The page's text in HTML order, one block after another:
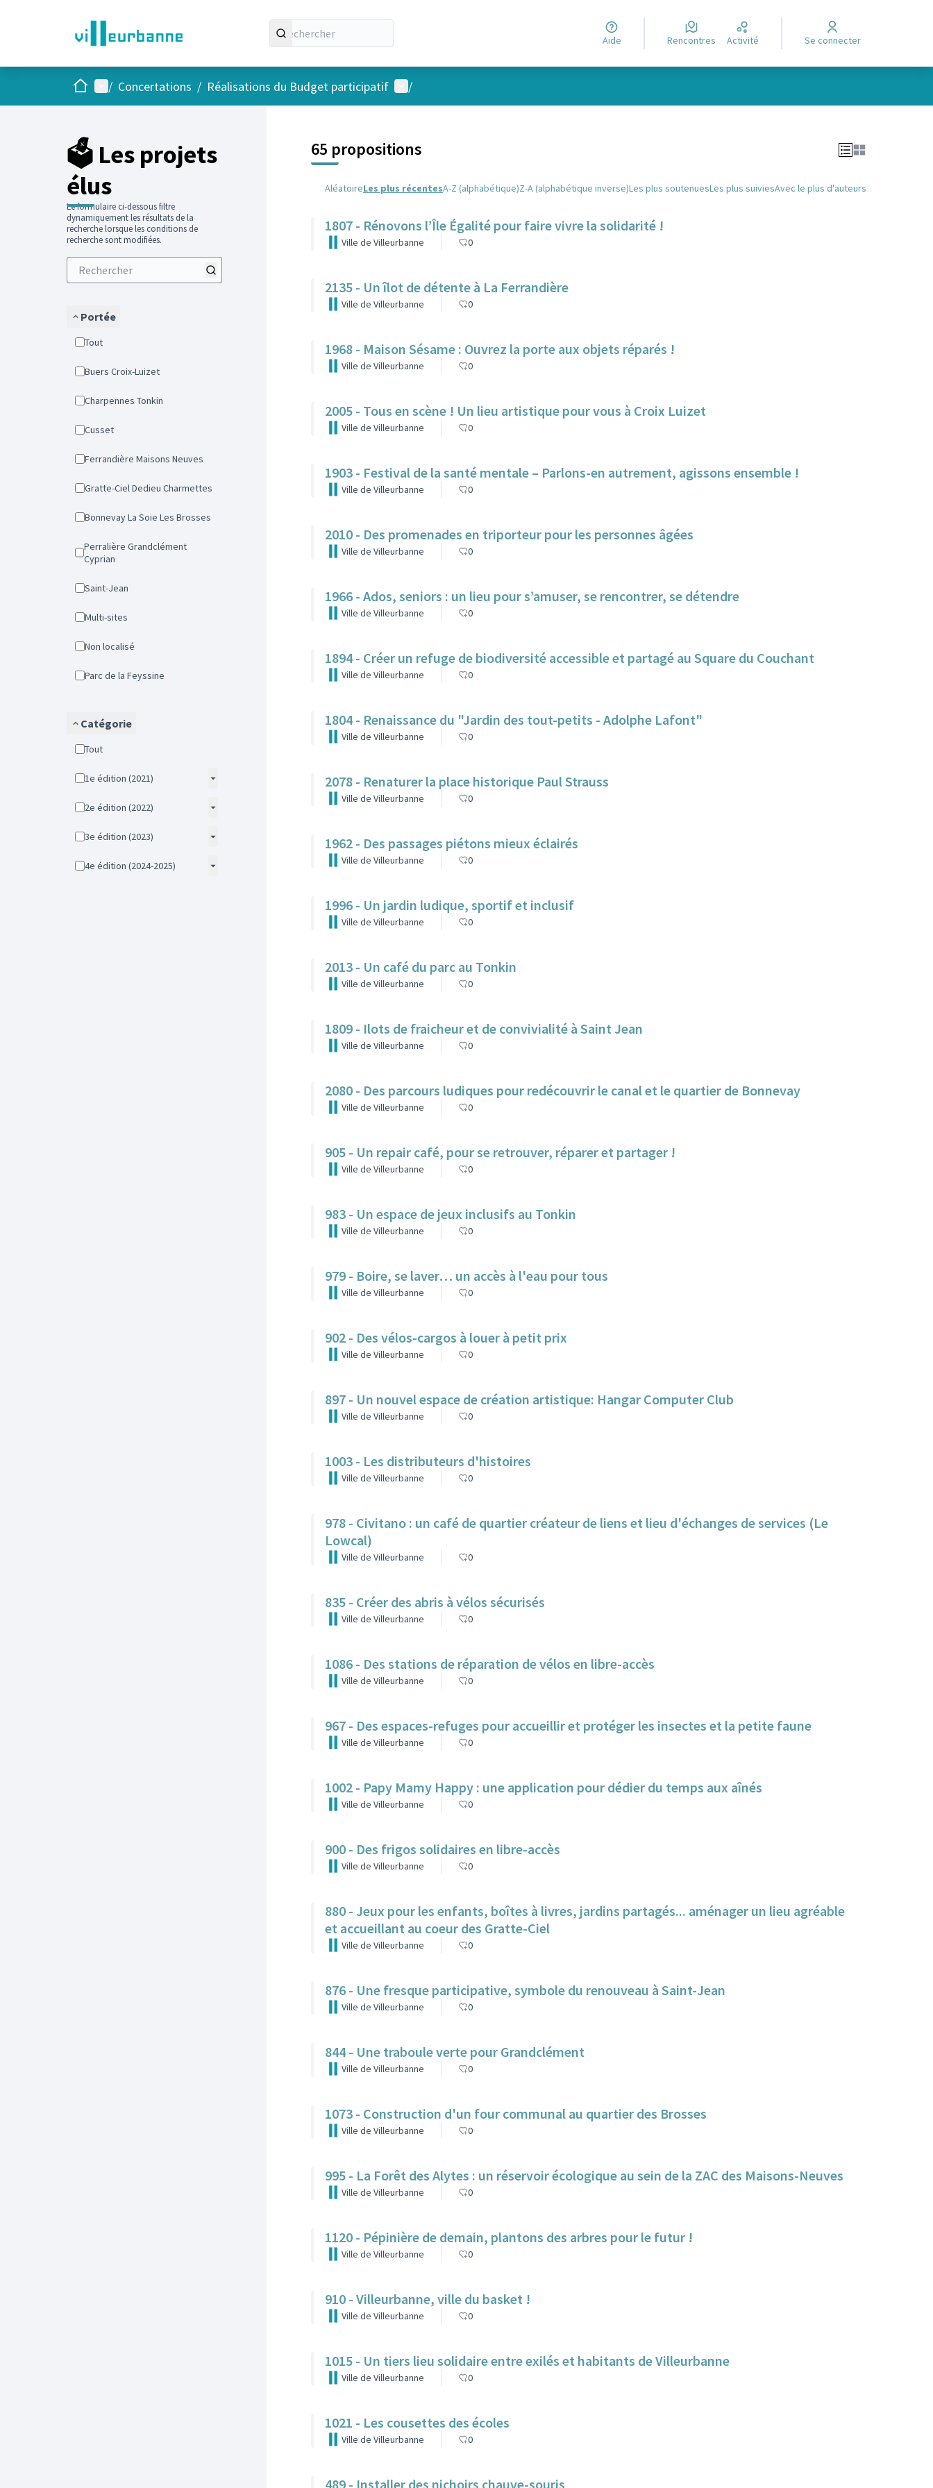
Aide Rencontres Activité Se connecter
AccueilMenu principal
/ Concertations / Réalisations du Budget participatif Menu utilisateur
/
🗳️ Les projets
élus
Le formulaire ci-dessous filtre
dynamiquement les résultats de la
recherche lorsque les conditions de
recherche sont modifiées.
Portée
Tout
Buers Croix-Luizet
Charpennes Tonkin
Cusset
Ferrandière Maisons Neuves
Gratte-Ciel Dedieu Charmettes
Bonnevay La Soie Les Brosses
Perralière Grandclément
Cyprian
Saint-Jean
Multi-sites
Non localisé
Parc de la Feyssine
Catégorie
Tout
1e édition (2021)
2e édition (2022)
3e édition (2023)
4e édition (2024-2025)
65 propositions
AléatoireLes plus récentesA-Z (alphabétique)Z-A (alphabétique inverse)Les plus soutenuesLes plus suiviesAvec le plus d'auteurs
1807 - Rénovons l’Île Égalité pour faire vivre la solidarité !
Ville de Villeurbanne 0
2135 - Un îlot de détente à La Ferrandière
Ville de Villeurbanne 0
1968 - Maison Sésame : Ouvrez la porte aux objets réparés !
Ville de Villeurbanne 0
2005 - Tous en scène ! Un lieu artistique pour vous à Croix Luizet
Ville de Villeurbanne 0
1903 - Festival de la santé mentale – Parlons-en autrement, agissons ensemble !
Ville de Villeurbanne 0
2010 - Des promenades en triporteur pour les personnes âgées
Ville de Villeurbanne 0
1966 - Ados, seniors : un lieu pour s’amuser, se rencontrer, se détendre
Ville de Villeurbanne 0
1894 - Créer un refuge de biodiversité accessible et partagé au Square du Couchant
Ville de Villeurbanne 0
1804 - Renaissance du "Jardin des tout-petits - Adolphe Lafont"
Ville de Villeurbanne 0
2078 - Renaturer la place historique Paul Strauss
Ville de Villeurbanne 0
1962 - Des passages piétons mieux éclairés
Ville de Villeurbanne 0
1996 - Un jardin ludique, sportif et inclusif
Ville de Villeurbanne 0
2013 - Un café du parc au Tonkin
Ville de Villeurbanne 0
1809 - Ilots de fraicheur et de convivialité à Saint Jean
Ville de Villeurbanne 0
2080 - Des parcours ludiques pour redécouvrir le canal et le quartier de Bonnevay
Ville de Villeurbanne 0
905 - Un repair café, pour se retrouver, réparer et partager !
Ville de Villeurbanne 0
983 - Un espace de jeux inclusifs au Tonkin
Ville de Villeurbanne 0
979 - Boire, se laver… un accès à l'eau pour tous
Ville de Villeurbanne 0
902 - Des vélos-cargos à louer à petit prix
Ville de Villeurbanne 0
897 - Un nouvel espace de création artistique: Hangar Computer Club
Ville de Villeurbanne 0
1003 - Les distributeurs d'histoires
Ville de Villeurbanne 0
978 - Civitano : un café de quartier créateur de liens et lieu d'échanges de services (Le
Lowcal)
Ville de Villeurbanne 0
835 - Créer des abris à vélos sécurisés
Ville de Villeurbanne 0
1086 - Des stations de réparation de vélos en libre-accès
Ville de Villeurbanne 0
967 - Des espaces-refuges pour accueillir et protéger les insectes et la petite faune
Ville de Villeurbanne 0
1002 - Papy Mamy Happy : une application pour dédier du temps aux aînés
Ville de Villeurbanne 0
900 - Des frigos solidaires en libre-accès
Ville de Villeurbanne 0
880 - Jeux pour les enfants, boîtes à livres, jardins partagés... aménager un lieu agréable
et accueillant au coeur des Gratte-Ciel
Ville de Villeurbanne 0
876 - Une fresque participative, symbole du renouveau à Saint-Jean
Ville de Villeurbanne 0
844 - Une traboule verte pour Grandclément
Ville de Villeurbanne 0
1073 - Construction d'un four communal au quartier des Brosses
Ville de Villeurbanne 0
995 - La Forêt des Alytes : un réservoir écologique au sein de la ZAC des Maisons-Neuves
Ville de Villeurbanne 0
1120 - Pépinière de demain, plantons des arbres pour le futur !
Ville de Villeurbanne 0
910 - Villeurbanne, ville du basket !
Ville de Villeurbanne 0
1015 - Un tiers lieu solidaire entre exilés et habitants de Villeurbanne
Ville de Villeurbanne 0
1021 - Les cousettes des écoles
Ville de Villeurbanne 0
489 - Installer des nichoirs chauve-souris